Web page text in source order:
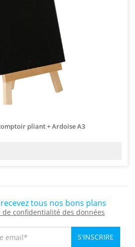
pliant + Ardoise A3
tous nos bons plans
confidentialité des données
S'INSCRIRE